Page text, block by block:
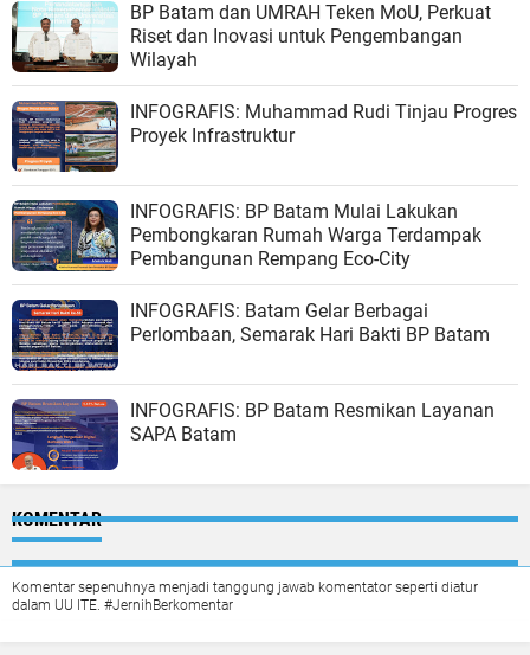
BP Batam dan UMRAH Teken MoU, Perkuat
Riset dan Inovasi untuk Pengembangan
Wilayah
INFOGRAFIS: Muhammad Rudi Tinjau Progres
Proyek Infrastruktur
INFOGRAFIS: BP Batam Mulai Lakukan
Pembongkaran Rumah Warga Terdampak
Pembangunan Rempang Eco-City
INFOGRAFIS: Batam Gelar Berbagai
Perlombaan, Semarak Hari Bakti BP Batam
INFOGRAFIS: BP Batam Resmikan Layanan
SAPA Batam
KOMENTAR
Komentar sepenuhnya menjadi tanggung jawab komentator seperti diatur
dalam UU ITE. #JernihBerkomentar